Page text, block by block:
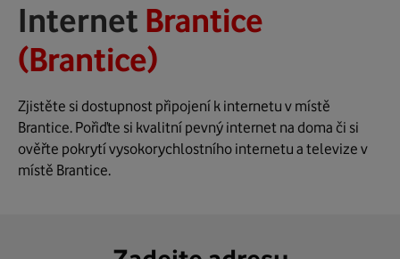
Internet Brantice
(Brantice)
Zjistěte si dostupnost připojení k internetu v místě
Brantice. Pořiďte si kvalitní pevný internet na doma či si
ověřte pokrytí vysokorychlostního internetu a televize v
místě Brantice.